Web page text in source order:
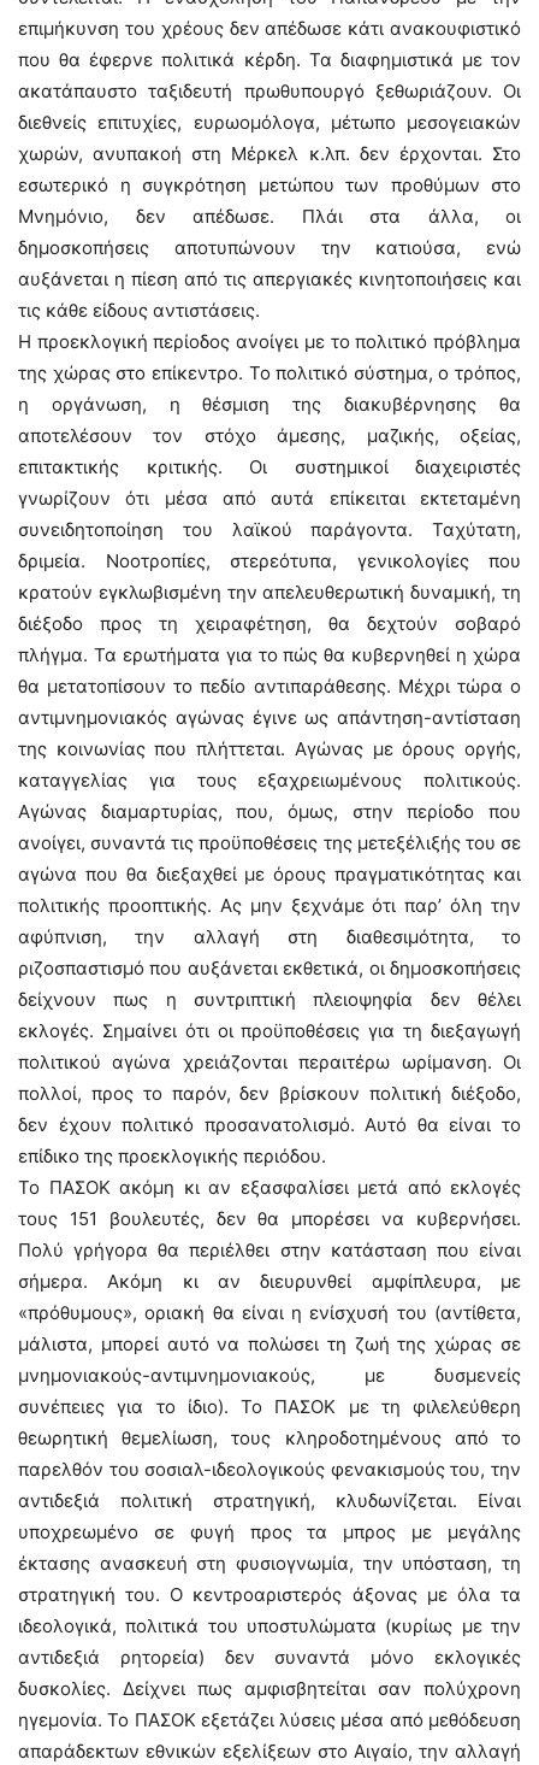
επιμήκυνση του χρέους δεν απέδωσε κάτι ανακουφιστικό
που θα έφερνε πολιτικά κέρδη. Τα διαφημιστικά με τον
ακατάπαυστο ταξιδευτή πρωθυπουργό ξεθωριάζουν. Οι
διεθνείς επιτυχίες, ευρωομόλογα, μέτωπο μεσογειακών
χωρών, ανυπακοή στη Μέρκελ κ.λπ. δεν έρχονται. Στο
εσωτερικό η συγκρότηση μετώπου των προθύμων στο
Μνημόνιο, δεν απέδωσε. Πλάι στα άλλα, οι
δημοσκοπήσεις αποτυπώνουν την κατιούσα, ενώ
αυξάνεται η πίεση από τις απεργιακές κινητοποιήσεις και
τις κάθε είδους αντιστάσεις.
Η προεκλογική περίοδος ανοίγει με το πολιτικό πρόβλημα
της χώρας στο επίκεντρο. Το πολιτικό σύστημα, ο τρόπος,
η οργάνωση, η θέσμιση της διακυβέρνησης θα
αποτελέσουν τον στόχο άμεσης, μαζικής, οξείας,
επιτακτικής κριτικής. Οι συστημικοί διαχειριστές
γνωρίζουν ότι μέσα από αυτά επίκειται εκτεταμένη
συνειδητοποίηση του λαϊκού παράγοντα. Ταχύτατη,
δριμεία. Νοοτροπίες, στερεότυπα, γενικολογίες που
κρατούν εγκλωβισμένη την απελευθερωτική δυναμική, τη
διέξοδο προς τη χειραφέτηση, θα δεχτούν σοβαρό
πλήγμα. Τα ερωτήματα για το πώς θα κυβερνηθεί η χώρα
θα μετατοπίσουν το πεδίο αντιπαράθεσης. Μέχρι τώρα ο
αντιμνημονιακός αγώνας έγινε ως απάντηση-αντίσταση
της κοινωνίας που πλήττεται. Αγώνας με όρους οργής,
καταγγελίας για τους εξαχρειωμένους πολιτικούς.
Αγώνας διαμαρτυρίας, που, όμως, στην περίοδο που
ανοίγει, συναντά τις προϋποθέσεις της μετεξέλιξής του σε
αγώνα που θα διεξαχθεί με όρους πραγματικότητας και
πολιτικής προοπτικής. Ας μην ξεχνάμε ότι παρ’ όλη την
αφύπνιση, την αλλαγή στη διαθεσιμότητα, το
ριζοσπαστισμό που αυξάνεται εκθετικά, οι δημοσκοπήσεις
δείχνουν πως η συντριπτική πλειοψηφία δεν θέλει
εκλογές. Σημαίνει ότι οι προϋποθέσεις για τη διεξαγωγή
πολιτικού αγώνα χρειάζονται περαιτέρω ωρίμανση. Οι
πολλοί, προς το παρόν, δεν βρίσκουν πολιτική διέξοδο,
δεν έχουν πολιτικό προσανατολισμό. Αυτό θα είναι το
επίδικο της προεκλογικής περιόδου.
Το ΠΑΣΟΚ ακόμη κι αν εξασφαλίσει μετά από εκλογές
τους 151 βουλευτές, δεν θα μπορέσει να κυβερνήσει.
Πολύ γρήγορα θα περιέλθει στην κατάσταση που είναι
σήμερα. Ακόμη κι αν διευρυνθεί αμφίπλευρα, με
«πρόθυμους», οριακή θα είναι η ενίσχυσή του (αντίθετα,
μάλιστα, μπορεί αυτό να πολώσει τη ζωή της χώρας σε
μνημονιακούς-αντιμνημονιακούς, με δυσμενείς
συνέπειες για το ίδιο). Το ΠΑΣΟΚ με τη φιλελεύθερη
θεωρητική θεμελίωση, τους κληροδοτημένους από το
παρελθόν του σοσιαλ-ιδεολογικούς φενακισμούς του, την
αντιδεξιά πολιτική στρατηγική, κλυδωνίζεται. Είναι
υποχρεωμένο σε φυγή προς τα μπρος με μεγάλης
έκτασης ανασκευή στη φυσιογνωμία, την υπόσταση, τη
στρατηγική του. Ο κεντροαριστερός άξονας με όλα τα
ιδεολογικά, πολιτικά του υποστυλώματα (κυρίως με την
αντιδεξιά ρητορεία) δεν συναντά μόνο εκλογικές
δυσκολίες. Δείχνει πως αμφισβητείται σαν πολύχρονη
ηγεμονία. Το ΠΑΣΟΚ εξετάζει λύσεις μέσα από μεθόδευση
απαράδεκτων εθνικών εξελίξεων στο Αιγαίο, την αλλαγή